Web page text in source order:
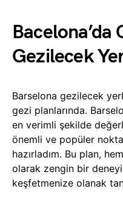
Gezilecek
Barselona gezilecek
gezi planlarında.
en verimli şekilde
önemli ve popüler
hazırladım. Bu plan,
olarak zengin bir
keşfetmenize olanak